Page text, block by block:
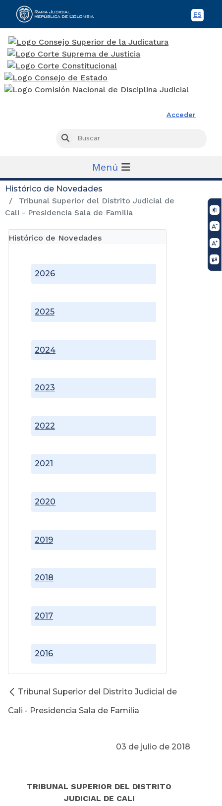
ES
Acceder
Buscar
Menú
Histórico de Novedades
Tribunal Superior del Distrito Judicial de
Cali - Presidencia Sala de Familia
Histórico de Novedades
2016
2017
2018
2019
2020
2021
2022
2023
2024
2025
2026
Tribunal Superior del Distrito Judicial de
Cali - Presidencia Sala de Familia
03 de julio de 2018
TRIBUNAL SUPERIOR DEL DISTRITO
JUDICIAL DE CALI